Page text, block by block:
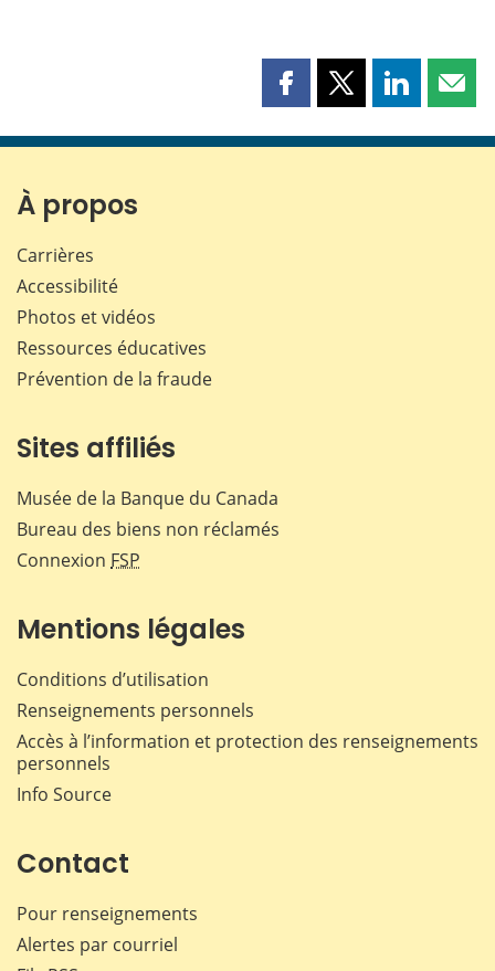
Partager
page
Partager
page
Partager
page page
À propos
Carrières
Accessibilité
Photos et vidéos
Ressources éducatives
Prévention de la fraude
Sites affiliés
Musée de la Banque du Canada
Bureau des biens non réclamés
Connexion FSP
Mentions légales
Conditions d’utilisation
Renseignements personnels
Accès à l’information et protection des renseignements
personnels
Info Source
Contact
Pour renseignements
Alertes par courriel